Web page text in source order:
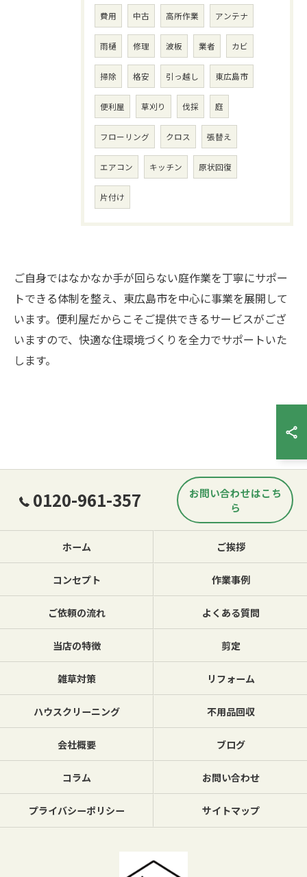
費用 中古 高所作業 アンテナ
雨樋 修理 波板 業者 カビ
掃除 格安 引っ越し 東広島市
便利屋 草刈り 伐採 庭
フローリング クロス 張替え
エアコン キッチン 原状回復
片付け
ご自身ではなかなか手が回らない庭作業を丁寧にサポー
トできる体制を整え、東広島市を中心に事業を展開して
います。便利屋だからこそご提供できるサービスがござ
いますので、快適な住環境づくりを全力でサポートいた
します。
0120-961-357
お問い合わせはこち
ら
ホーム ご挨拶
コンセプト 作業事例
ご依頼の流れ よくある質問
当店の特徴 剪定
雑草対策 リフォーム
ハウスクリーニング 不用品回収
会社概要 ブログ
コラム お問い合わせ
プライバシーポリシー サイトマップ
お問い合わせはこちら